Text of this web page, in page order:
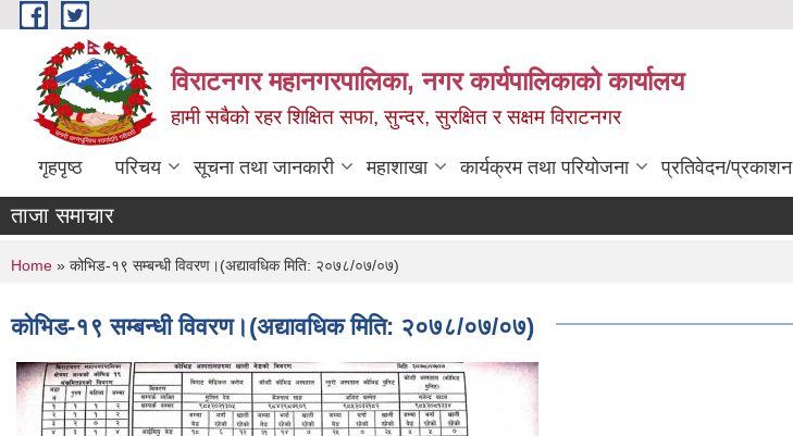
Skip to main content
विराटनगर महानगरपालिका, नगर कार्यपालिकाको कार्यालय
हामी सबैको रहर शिक्षित सफा, सुन्दर, सुरक्षित र सक्षम विराटनगर
गृहपृष्ठ परिचय सूचना तथा जानकारी महाशाखा कार्यक्रम तथा परियोजना प्रतिवेदन/प्रकाशन
ताजा समाचार
You are here
Home » कोभिड-१९ सम्बन्धी विवरण।(अद्यावधिक मिति: २०७८/०७/०७)
कोभिड-१९ सम्बन्धी विवरण।(अद्यावधिक मिति: २०७८/०७/०७)